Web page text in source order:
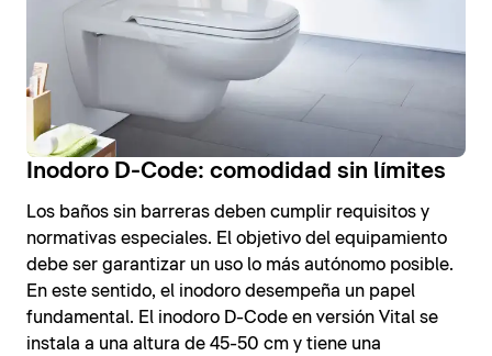
Inodoro D-Code: comodidad sin límites
Los baños sin barreras deben cumplir requisitos y
normativas especiales. El objetivo del equipamiento
debe ser garantizar un uso lo más autónomo posible.
En este sentido, el inodoro desempeña un papel
fundamental. El inodoro D-Code en versión Vital se
instala a una altura de 45-50 cm y tiene una